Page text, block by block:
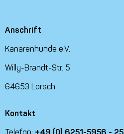
Anschrift
Kanarenhunde e.V.
Willy-Brandt-Str. 5
64653 Lorsch
Kontakt